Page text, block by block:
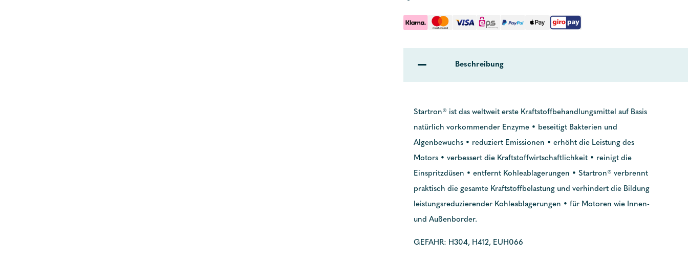
Beschreibung
Startron® ist das weltweit erste Kraftstoffbehandlungsmittel auf Basis
natürlich vorkommender Enzyme • beseitigt Bakterien und
Algenbewuchs • reduziert Emissionen • erhöht die Leistung des
Motors • verbessert die Kraftstoffwirtschaftlichkeit • reinigt die
Einspritzdüsen • entfernt Kohleablagerungen • Startron® verbrennt
praktisch die gesamte Kraftstoffbelastung und verhindert die Bildung
leistungsreduzierender Kohleablagerungen • für Motoren wie Innen-
und Außenborder.
GEFAHR: H304, H412, EUH066